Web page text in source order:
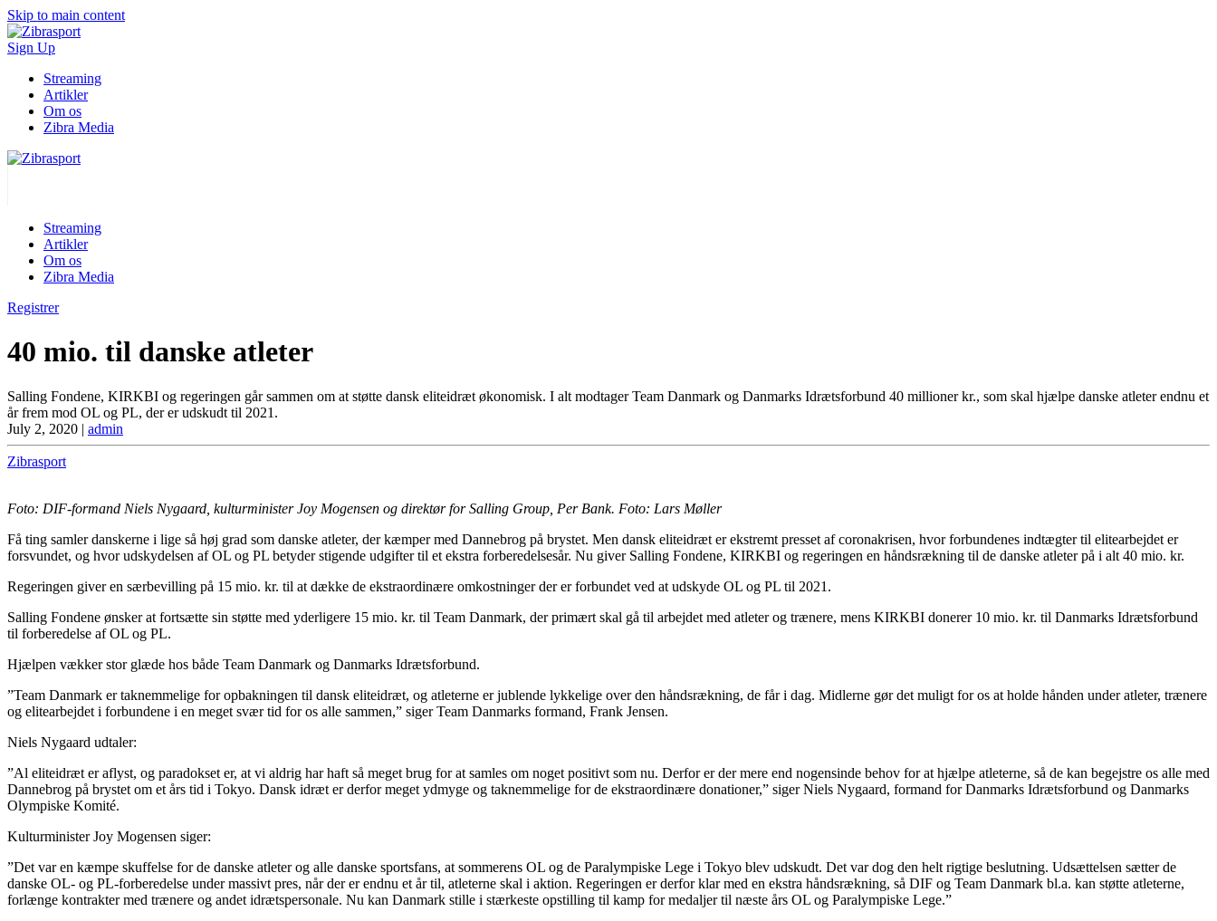
Skip to main content
Sign Up
Streaming
Artikler
Om os
Zibra Media
Streaming
Artikler
Om os
Zibra Media
Registrer
40 mio. til danske atleter
Salling Fondene, KIRKBI og regeringen går sammen om at støtte dansk eliteidræt økonomisk. I alt modtager Team Danmark og Danmarks Idrætsforbund 40 millioner kr., som skal hjælpe danske atleter endnu et
år frem mod OL og PL, der er udskudt til 2021.
July 2, 2020 | admin
Zibrasport
Foto: DIF-formand Niels Nygaard, kulturminister Joy Mogensen og direktør for Salling Group, Per Bank. Foto: Lars Møller
Få ting samler danskerne i lige så høj grad som danske atleter, der kæmper med Dannebrog på brystet. Men dansk eliteidræt er ekstremt presset af coronakrisen, hvor forbundenes indtægter til elitearbejdet er
forsvundet, og hvor udskydelsen af OL og PL betyder stigende udgifter til et ekstra forberedelsesår. Nu giver Salling Fondene, KIRKBI og regeringen en håndsrækning til de danske atleter på i alt 40 mio. kr.
Regeringen giver en særbevilling på 15 mio. kr. til at dække de ekstraordinære omkostninger der er forbundet ved at udskyde OL og PL til 2021.
Salling Fondene ønsker at fortsætte sin støtte med yderligere 15 mio. kr. til Team Danmark, der primært skal gå til arbejdet med atleter og trænere, mens KIRKBI donerer 10 mio. kr. til Danmarks Idrætsforbund
til forberedelse af OL og PL.
Hjælpen vækker stor glæde hos både Team Danmark og Danmarks Idrætsforbund.
”Team Danmark er taknemmelige for opbakningen til dansk eliteidræt, og atleterne er jublende lykkelige over den håndsrækning, de får i dag. Midlerne gør det muligt for os at holde hånden under atleter, trænere
og elitearbejdet i forbundene i en meget svær tid for os alle sammen,” siger Team Danmarks formand, Frank Jensen.
Niels Nygaard udtaler:
”Al eliteidræt er aflyst, og paradokset er, at vi aldrig har haft så meget brug for at samles om noget positivt som nu. Derfor er der mere end nogensinde behov for at hjælpe atleterne, så de kan begejstre os alle med
Dannebrog på brystet om et års tid i Tokyo. Dansk idræt er derfor meget ydmyge og taknemmelige for de ekstraordinære donationer,” siger Niels Nygaard, formand for Danmarks Idrætsforbund og Danmarks
Olympiske Komité.
Kulturminister Joy Mogensen siger:
”Det var en kæmpe skuffelse for de danske atleter og alle danske sportsfans, at sommerens OL og de Paralympiske Lege i Tokyo blev udskudt. Det var dog den helt rigtige beslutning. Udsættelsen sætter de
danske OL- og PL-forberedelse under massivt pres, når der er endnu et år til, atleterne skal i aktion. Regeringen er derfor klar med en ekstra håndsrækning, så DIF og Team Danmark bl.a. kan støtte atleterne,
forlænge kontrakter med trænere og andet idrætspersonale. Nu kan Danmark stille i stærkeste opstilling til kamp for medaljer til næste års OL og Paralympiske Lege.”